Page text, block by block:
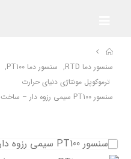
سنسور دما RTD , سنسور دما PT100 ,
ترموکوپل مونتاژی دنیای حرارت
سنسور PT100 سیمی رزوه دار – ساخت سفارشی